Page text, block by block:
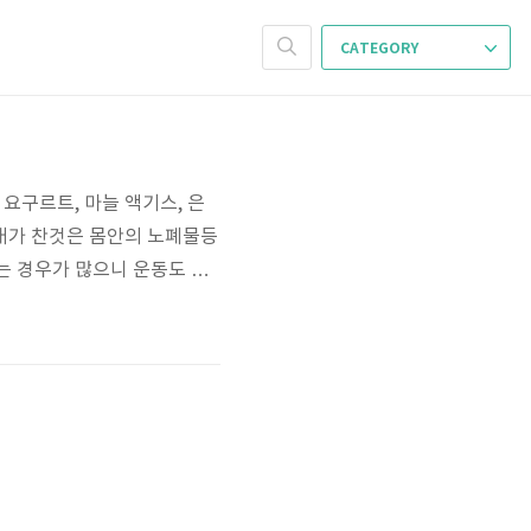
CATEGORY
구르트, 마늘 액기스, 은
찬것은 몸안의 노폐물등
경우가 많으니 운동도 겸
결론은 운동... 냐하하하..